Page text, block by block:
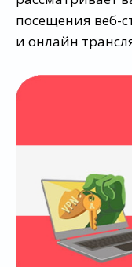
посещения веб-
и онлайн